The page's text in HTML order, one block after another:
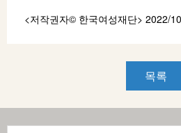
<저작권자© 한국여성재단> 2022/
목록